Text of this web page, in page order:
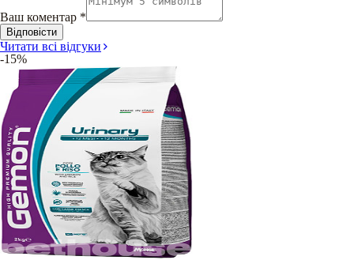
Ваш коментар *
Відповісти
Читати всі відгуки
-15%